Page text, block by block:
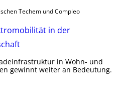
Techem und Compleo
in der
in Wohn- und
gewinnt weiter an Bedeutung.